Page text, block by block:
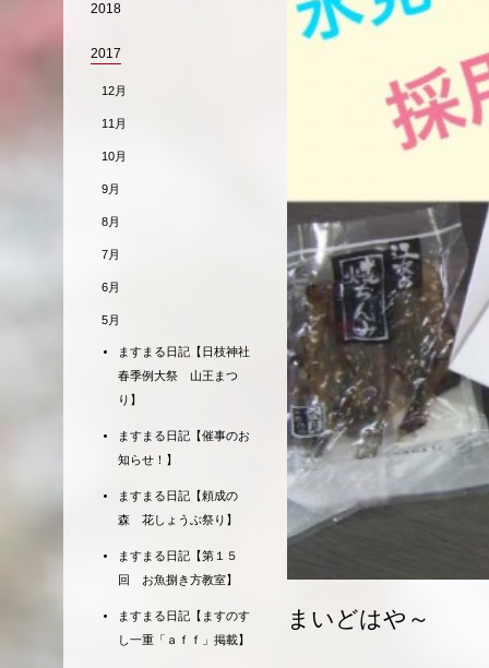
まいどはや～
2018
2017
12月
11月
10月
9月
8月
7月
6月
5月
ますまる日記【日枝神社
春季例大祭 山王まつ
り】
ますまる日記【催事のお
知らせ！】
ますまる日記【頼成の
森 花しょうぶ祭り】
ますまる日記【第１５
回 お魚捌き方教室】
ますまる日記【ますのす
し一重「ａｆｆ」掲載】